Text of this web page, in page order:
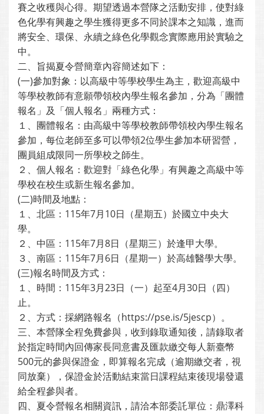
賽之收穫與心得。期望透過本營隊之活動安排，使對綠
色化學有興趣之學生獲得更多不同於課本之知識，進而
將安全、環保、永續之綠色化學觀念實際應用於實驗之
中。
二、旨揭夏令營簡章內容簡述如下：
(一)參加對象：以高級中等學校學生為主，歡迎高級中
等學校教師有意願帶領校內學生報名參加，分為「團體
報名」及「個人報名」兩種方式：
１、團體報名：由高級中等學校教師帶領校內學生報名
參加，每位老師至多可以帶領2位學生參加本研習營，
團員組成限同一所學校之師生。
２、個人報名：歡迎對「綠色化學」有興趣之高級中等
學校在校生或新生報名參加。
(二)時間及地點：
１、北區：115年7月10日（星期五）於國立中央大
學。
２、中區：115年7月8日（星期三）於逢甲大學。
３、南區：115年7月6日（星期一）於高雄醫學大學。
(三)報名時間及方式：
１、時間：115年3月23日（一）起至4月30日（四）
止。
２、方式：採網路報名（https://pse.is/5jescp）。
三、本營隊全程免費參與，收到錄取通知後，請錄取者
於指定時間內回傳家長同意書及匯款繳交每人新臺幣
500元的參與保證金，即算報名完成（逾期繳交者，視
同放棄），保證金於活動結束當日課程結束後現場發還
給全程參與者。
四、夏令營報名相關資訊，請洽本部委託單位：鼎澤科